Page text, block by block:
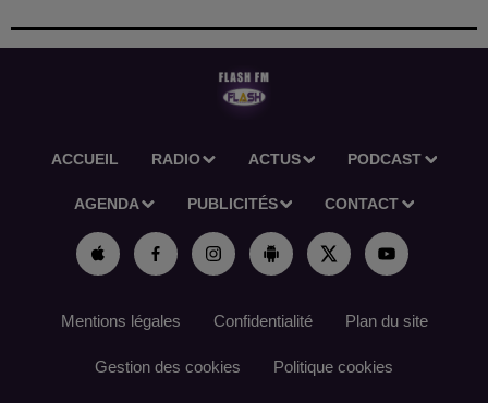
ACCUEIL RADIO ACTUS PODCAST
AGENDA PUBLICITÉS CONTACT
Mentions légales Confidentialité Plan du site
Gestion des cookies Politique cookies